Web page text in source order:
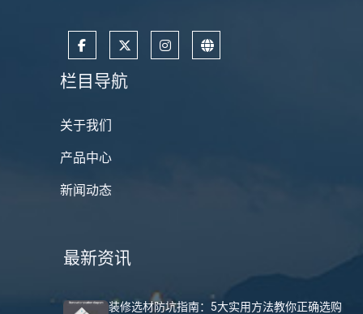
栏目导航
关于我们
产品中心
新闻动态
最新资讯
装修选材防坑指南：5大实用方法教你正确选购